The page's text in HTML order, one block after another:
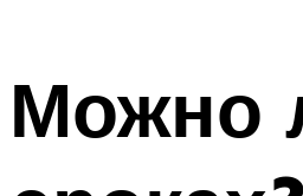
Можно